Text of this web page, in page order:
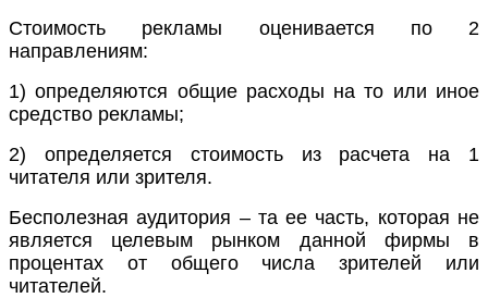
Стоимость рекламы оценивается по 2
направлениям:
1) определяются общие расходы на то или иное
средство рекламы;
2) определяется стоимость из расчета на 1
читателя или зрителя.
Бесполезная аудитория – та ее часть, которая не
является целевым рынком данной фирмы в
процентах от общего числа зрителей или
читателей.